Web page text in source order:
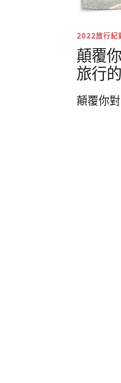
2022旅行紀
顛覆
旅行
顛覆你